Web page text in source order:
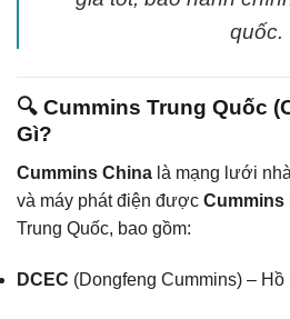
quốc.
🔍 Cummins Trung Quốc
Gì?
Cummins China là mạng lưới
và máy phát điện được Cummins
Trung Quốc, bao gồm:
DCEC (Dongfeng Cummins) – Hồ